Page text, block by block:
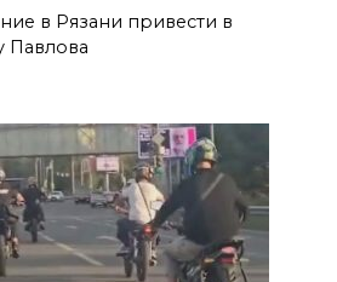
в Рязани привести в
Павлова